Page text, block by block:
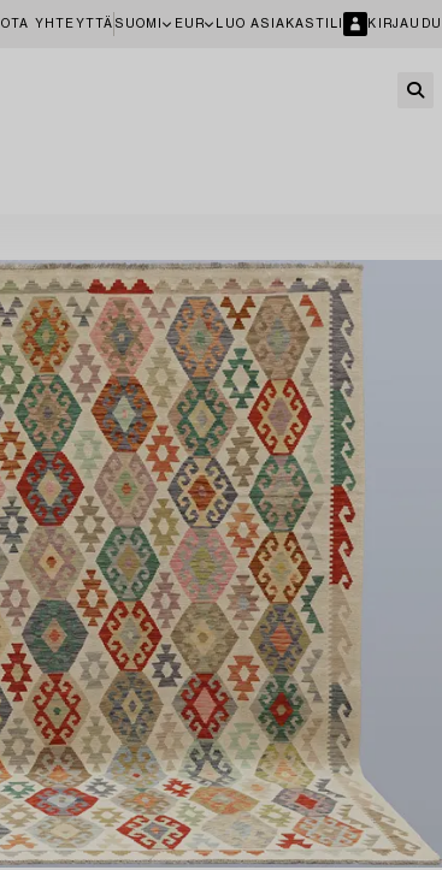
OTA YHTEYTTÄ SUOMI EUR LUO ASIAKASTILI KIRJAUDU